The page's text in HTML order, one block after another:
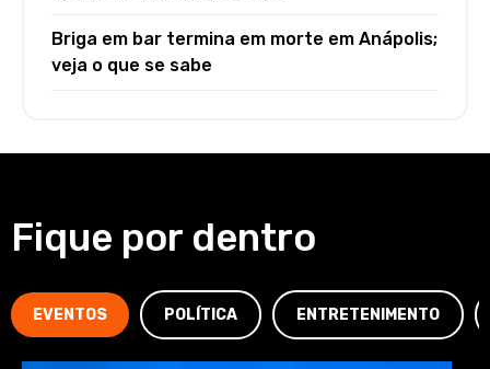
Briga em bar termina em morte em Anápolis;
veja o que se sabe
Fique por dentro
EVENTOS POLÍTICA ENTRETENIMENTO